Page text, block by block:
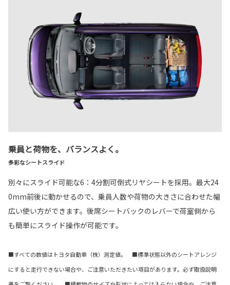
乗員と荷物を、バランスよく。
多彩なシートスライド
別々にスライド可能な6：4分割可倒式リヤシートを採用。最大24
0mm前後に動かせるので、乗員人数や荷物の大きさに合わせた幅
広い使い方ができます。後席シートバックのレバーで荷室側から
も簡単にスライド操作が可能です。
■すべての数値はトヨタ自動車（株）測定値。 ■標準状態以外のシートアレンジ
にすると走行できない場合や、ご注意いただきたい項目があります。必ず取扱説明